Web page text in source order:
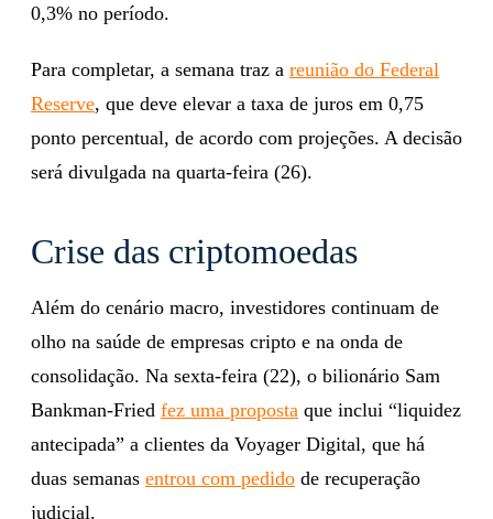
0,3% no período.
Para completar, a semana traz a reunião do Federal
Reserve, que deve elevar a taxa de juros em 0,75
ponto percentual, de acordo com projeções. A decisão
será divulgada na quarta-feira (26).
Crise das criptomoedas
Além do cenário macro, investidores continuam de
olho na saúde de empresas cripto e na onda de
consolidação. Na sexta-feira (22), o bilionário Sam
Bankman-Fried fez uma proposta que inclui “liquidez
antecipada” a clientes da Voyager Digital, que há
duas semanas entrou com pedido de recuperação
judicial.